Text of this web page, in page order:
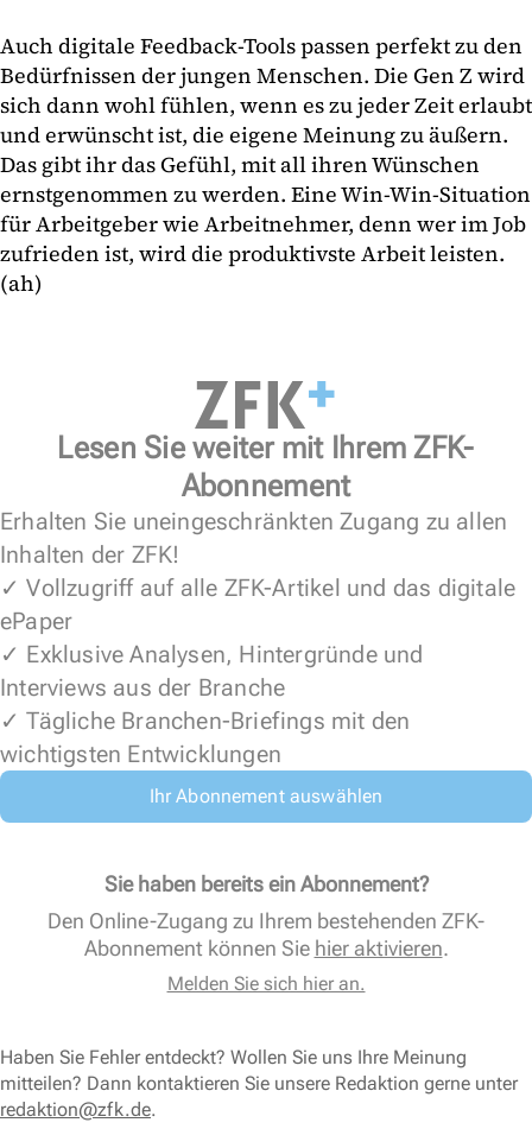
Auch digitale Feedback-Tools passen perfekt zu den
Bedürfnissen der jungen Menschen. Die Gen Z wird
sich dann wohl fühlen, wenn es zu jeder Zeit erlaubt
und erwünscht ist, die eigene Meinung zu äußern.
Das gibt ihr das Gefühl, mit all ihren Wünschen
ernstgenommen zu werden. Eine Win-Win-Situation
für Arbeitgeber wie Arbeitnehmer, denn wer im Job
zufrieden ist, wird die produktivste Arbeit leisten.
(ah)
Lesen Sie weiter mit Ihrem ZFK-
Abonnement
Erhalten Sie uneingeschränkten Zugang zu allen
Inhalten der ZFK!
✓ Vollzugriff auf alle ZFK-Artikel und das digitale
ePaper
✓ Exklusive Analysen, Hintergründe und
Interviews aus der Branche
✓ Tägliche Branchen-Briefings mit den
wichtigsten Entwicklungen
Ihr Abonnement auswählen
Sie haben bereits ein Abonnement?
Den Online-Zugang zu Ihrem bestehenden ZFK-
Abonnement können Sie hier aktivieren.
Melden Sie sich hier an.
Haben Sie Fehler entdeckt? Wollen Sie uns Ihre Meinung
mitteilen? Dann kontaktieren Sie unsere Redaktion gerne unter
redaktion@zfk.de.